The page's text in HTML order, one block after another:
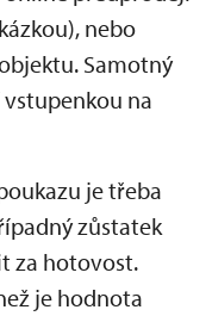
nebo
Samotný
na
je třeba
zůstatek
za hotovost.
je hodnota